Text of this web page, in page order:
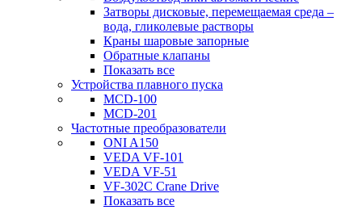
Затворы дисковые, перемещаемая среда –
вода, гликолевые растворы
Краны шаровые запорные
Обратные клапаны
Показать все
Устройства плавного пуска
MCD-100
MCD-201
Частотные преобразователи
ONI A150
VEDA VF-101
VEDA VF-51
VF-302C Crane Drive
Показать все